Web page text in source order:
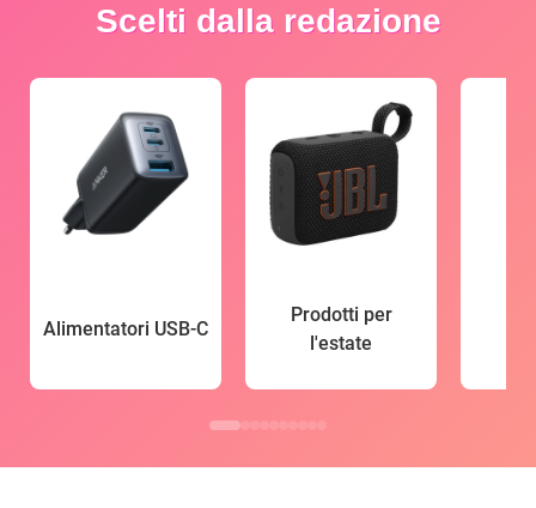
Scelti dalla redazione
Alimentatori USB-C
Prodotti per
l'estate